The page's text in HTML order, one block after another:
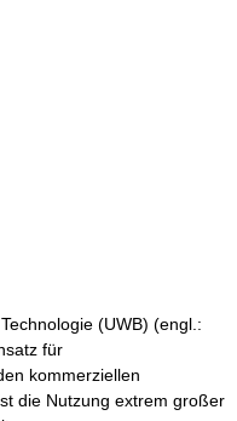
(UWB) (engl.:
für
kommerziellen
die Nutzung extrem großer